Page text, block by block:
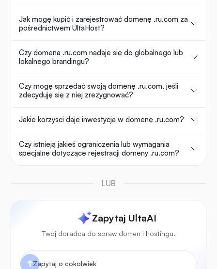
Jak mogę kupić i zarejestrować domenę .ru.com za
pośrednictwem UltaHost?
Czy domena .ru.com nadaje się do globalnego lub
lokalnego brandingu?
Czy mogę sprzedać swoją domenę .ru.com, jeśli
zdecyduję się z niej zrezygnować?
Jakie korzyści daje inwestycja w domenę .ru.com?
Czy istnieją jakieś ograniczenia lub wymagania
specjalne dotyczące rejestracji domeny .ru.com?
LUB
Zapytaj UltaAI
Twój doradca do spraw domen i hostingu.